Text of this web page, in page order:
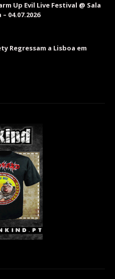
Up Evil Live Festival @ Sala
04.07.2026
Regressam a Lisboa em